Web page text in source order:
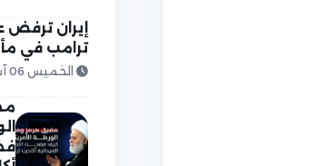
إيران
ترامب في
الخميس 06 آب 2026